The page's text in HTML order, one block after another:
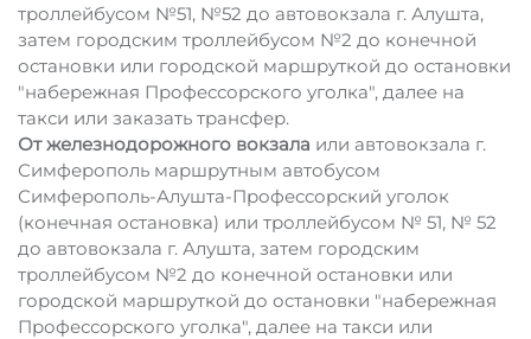
троллейбусом №51, №52 до автовокзала г. Алушта,
затем городским троллейбусом №2 до конечной
остановки или городской маршруткой до остановки
"набережная Профессорского уголка", далее на
такси или заказать трансфер.
От железнодорожного вокзала или автовокзала г.
Симферополь маршрутным автобусом
Симферополь-Алушта-Профессорский уголок
(конечная остановка) или троллейбусом № 51, № 52
до автовокзала г. Алушта, затем городским
троллейбусом №2 до конечной остановки или
городской маршруткой до остановки "набережная
Профессорского уголка", далее на такси или